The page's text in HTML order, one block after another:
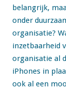
belangrijk,
onder
organisatie?
inzetbaarheid
organisatie al
iPhones in
ook al een